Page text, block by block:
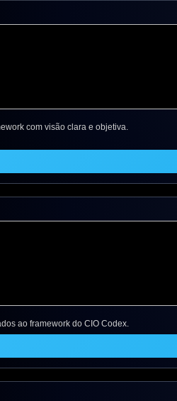
com visão clara e objetiva.
ao framework do CIO Codex.